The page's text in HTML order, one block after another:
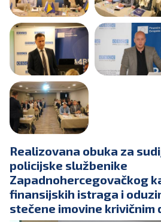
Realizovana obuka za
policijske službenike
Zapadnohercegovačkog
finansijskih istraga i
stečene imovine krivičnim